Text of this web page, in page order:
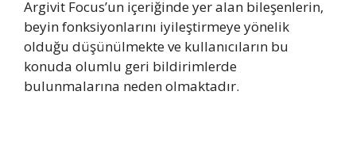
Argivit Focus’un içeriğinde yer alan bileşenlerin,
beyin fonksiyonlarını iyileştirmeye yönelik
olduğu düşünülmekte ve kullanıcıların bu
konuda olumlu geri bildirimlerde
bulunmalarına neden olmaktadır.